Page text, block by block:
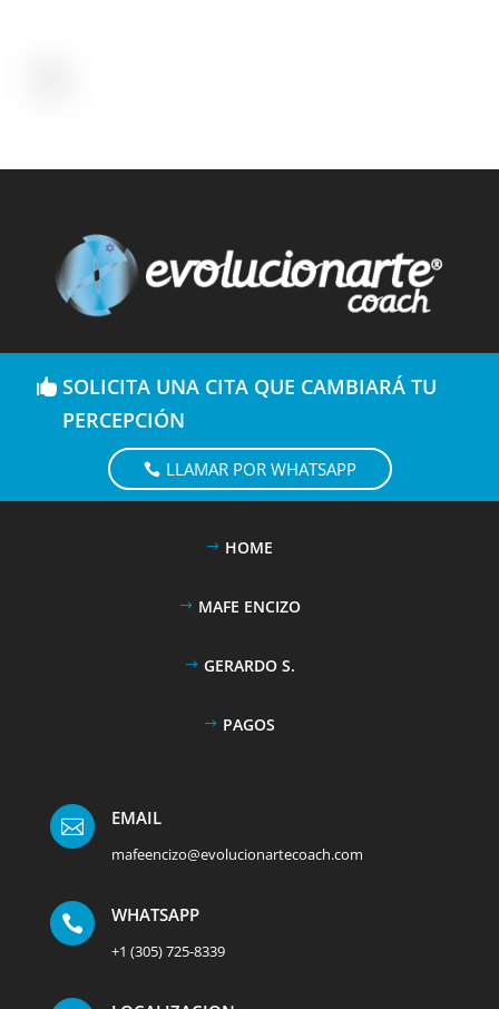
SOLICITA UNA CITA QUE CAMBIARÁ TU
PERCEPCIÓN
LLAMAR POR WHATSAPP
HOME
MAFE ENCIZO
GERARDO S.
PAGOS
 EMAIL
mafeencizo@evolucionartecoach.com
 WHATSAPP
+1 (305) 725-8339